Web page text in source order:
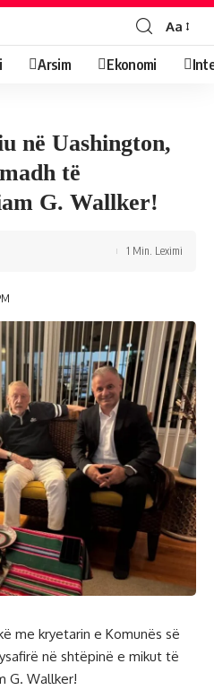
Aa
Arsim Ekonomi
në Uashington,
të
G. Wallker!
1 Min. Leximi
me kryetarin e Komunës së
në shtëpinë e mikut të
G. Wallker!